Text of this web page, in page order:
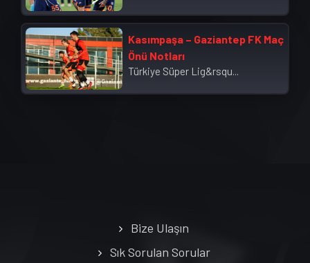
Kasımpaşa – Gaziantep FK Maç
Önü Notları
Türkiye Süper Lig&rsqu...
Bize Ulaşın
Sık Sorulan Sorular